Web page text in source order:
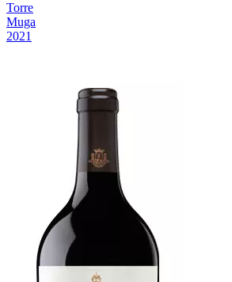
Torre
Muga
2021